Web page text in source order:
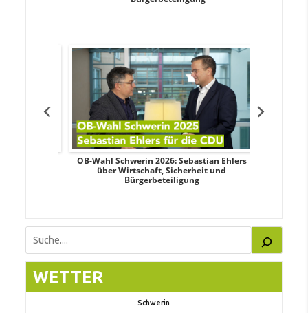
OB-Wahl Schwerin 2026: Sebastian Ehlers
über Wirtschaft, Sicherheit und
Bürgerbeteiligung
Suchen
WETTER
Schwerin